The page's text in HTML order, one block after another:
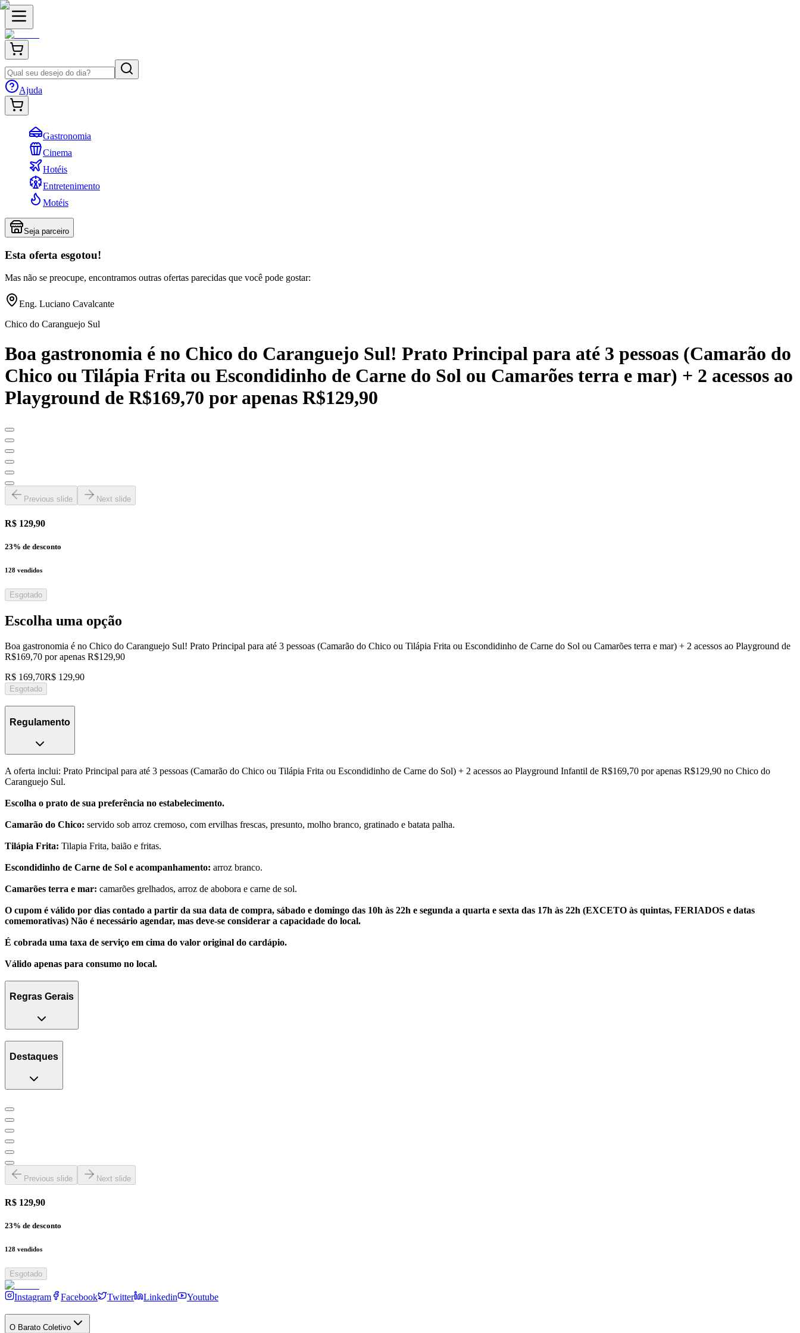
Ajuda
Gastronomia
Cinema
Hotéis
Entretenimento
Motéis
Seja parceiro
Esta oferta esgotou!
Mas não se preocupe, encontramos outras ofertas parecidas que você pode gostar:
Eng. Luciano Cavalcante
Chico do Caranguejo Sul
Boa gastronomia é no Chico do Caranguejo Sul! Prato Principal para até 3 pessoas (Camarão do
Chico ou Tilápia Frita ou Escondidinho de Carne do Sol ou Camarões terra e mar) + 2 acessos ao
Playground de R$169,70 por apenas R$129,90
Previous slide Next slide
R$ 129,90
23% de desconto
128 vendidos
Esgotado
Escolha uma opção
Boa gastronomia é no Chico do Caranguejo Sul! Prato Principal para até 3 pessoas (Camarão do Chico ou Tilápia Frita ou Escondidinho de Carne do Sol ou Camarões terra e mar) + 2 acessos ao Playground de
R$169,70 por apenas R$129,90
R$ 169,70R$ 129,90
Esgotado
Regulamento
A oferta inclui: Prato Principal para até 3 pessoas (Camarão do Chico ou Tilápia Frita ou Escondidinho de Carne do Sol) + 2 acessos ao Playground Infantil de R$169,70 por apenas R$129,90 no Chico do
Caranguejo Sul.
Escolha o prato de sua preferência no estabelecimento.
Camarão do Chico: servido sob arroz cremoso, com ervilhas frescas, presunto, molho branco, gratinado e batata palha.
Tilápia Frita: Tilapia Frita, baião e fritas.
Escondidinho de Carne de Sol e acompanhamento: arroz branco.
Camarões terra e mar: camarões grelhados, arroz de abobora e carne de sol.
O cupom é válido por dias contado a partir da sua data de compra, sábado e domingo das 10h às 22h e segunda a quarta e sexta das 17h às 22h (EXCETO às quintas, FERIADOS e datas
comemorativas) Não é necessário agendar, mas deve-se considerar a capacidade do local.
É cobrada uma taxa de serviço em cima do valor original do cardápio.
Válido apenas para consumo no local.
Regras Gerais
Destaques
Previous slide Next slide
R$ 129,90
23% de desconto
128 vendidos
Esgotado
Instagram Facebook Twitter Linkedin Youtube
O Barato Coletivo